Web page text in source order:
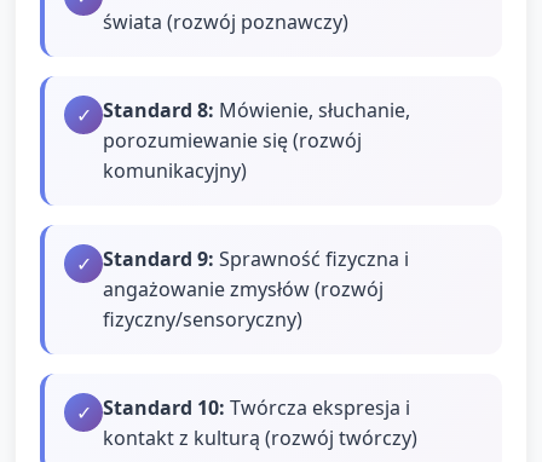
świata (rozwój poznawczy)
✓ Standard 8: Mówienie, słuchanie,
porozumiewanie się (rozwój
komunikacyjny)
✓ Standard 9: Sprawność fizyczna i
angażowanie zmysłów (rozwój
fizyczny/sensoryczny)
✓ Standard 10: Twórcza ekspresja i
kontakt z kulturą (rozwój twórczy)